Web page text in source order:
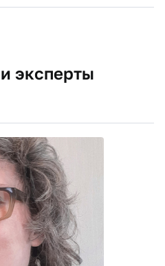
эксперты